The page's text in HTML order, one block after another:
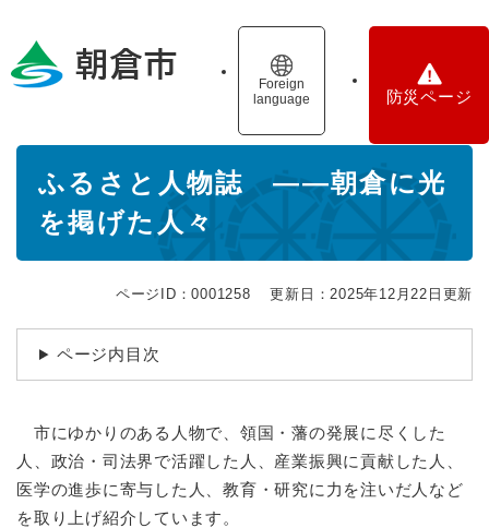
の
Foreign
language
防災ページ
ふるさと人物誌 ――朝倉に光
を掲げた人々
ページID：0001258 更新日：2025年12月22日更新
ページ内目次
市にゆかりのある人物で、領国・藩の発展に尽くした
人、政治・司法界で活躍した人、産業振興に貢献した人、
医学の進歩に寄与した人、教育・研究に力を注いだ人など
を取り上げ紹介しています。